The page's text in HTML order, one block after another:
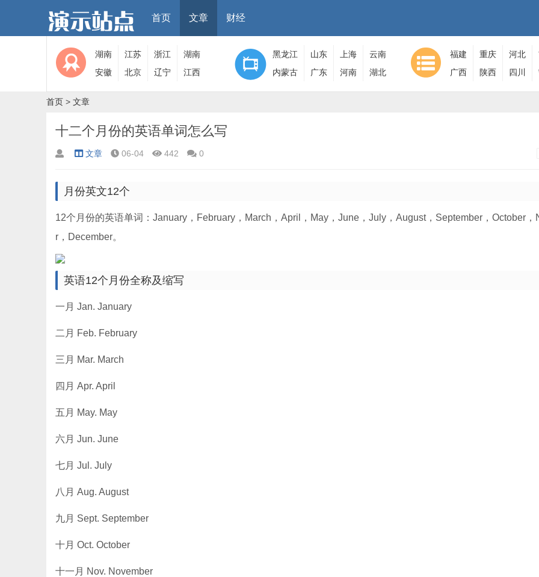
首页 文章 财经
湖南 江苏 浙江
湖南
安徽
北京 辽宁 江西
黑龙江 山东 上海
云南
内蒙古
广东 河南 湖北
福建 重庆 河北
广西
陕西 四川
首页 > 文章
十二个月份的英语单词怎么写
文章 06-04 442 0
月份英文12个
12个月份的英语单词：January，February，March，April，May，June，July，August，September，October，
r，December。
英语12个月份全称及缩写
一月 Jan. January
二月 Feb. February
三月 Mar. March
四月 Apr. April
五月 May. May
六月 Jun. June
七月 Jul. July
八月 Aug. August
九月 Sept. September
十月 Oct. October
十一月 Nov. November